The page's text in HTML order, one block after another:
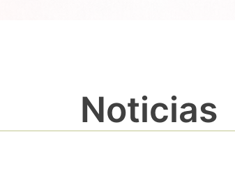
Noticias